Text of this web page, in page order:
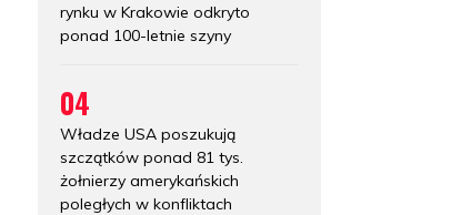
rynku w Krakowie odkryto
ponad 100-letnie szyny
04
Władze USA poszukują
szczątków ponad 81 tys.
żołnierzy amerykańskich
poległych w konfliktach